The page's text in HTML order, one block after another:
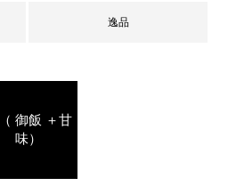
逸品
御飯 ＋甘
味）